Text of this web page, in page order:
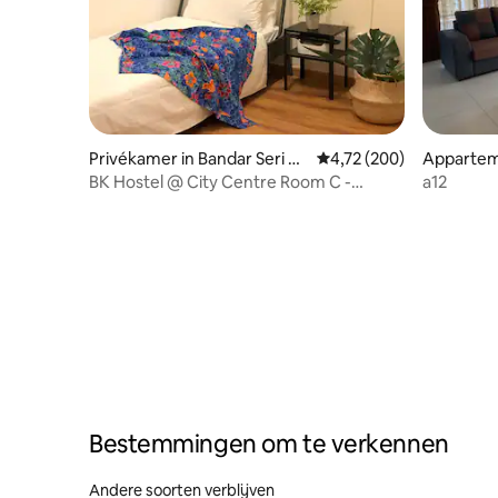
Privékamer in Bandar Seri Be
gawan
Gemiddelde
4,72 (200)
BK Hostel @ City Centre Room C -
g Bunut
a12
Bestemmingen om te verkennen
Andere soorten verblijven